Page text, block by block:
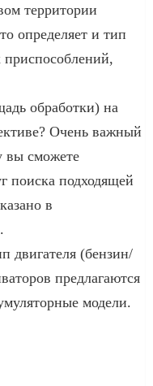
территории
определяет и тип
обработки) на
Очень важный
вы сможете
поиска подходящей
в
двигателя (бензин/
предлагаются
модели.